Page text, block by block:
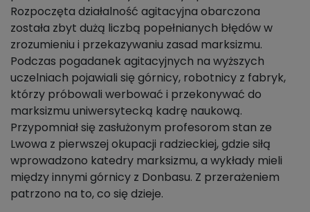
Rozpoczęta działalność agitacyjna obarczona
została zbyt dużą liczbą popełnianych błędów w
zrozumieniu i przekazywaniu zasad marksizmu.
Podczas pogadanek agitacyjnych na wyższych
uczelniach pojawiali się górnicy, robotnicy z fabryk,
którzy próbowali werbować i przekonywać do
marksizmu uniwersytecką kadrę naukową.
Przypomniał się zasłużonym profesorom stan ze
Lwowa z pierwszej okupacji radzieckiej, gdzie siłą
wprowadzono katedry marksizmu, a wykłady mieli
między innymi górnicy z Donbasu. Z przerażeniem
patrzono na to, co się dzieje.